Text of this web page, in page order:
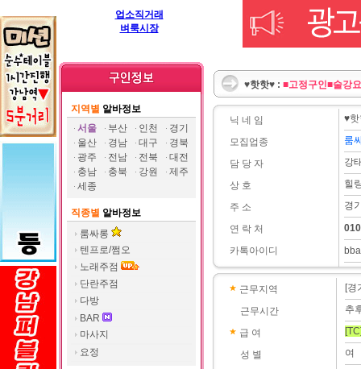
업소직거래
벼룩시장
지역별 알바정보
서울
부산 인천
경기
울산
경남 대구
경북
광주
전남 전북
대전
충남
충북 강원
제주
세종
직종별 알바정보
룸싸롱
텐프로/쩜오
노래주점
단란주점
다방
BAR
마사지
요정
♥핫핫♥ : ■고정구인■술강
닉 네 임
모집업종
담 당 자
상 호
주 소
연 락 처
카톡아이디
♥
룸
강
힐
경
근무지역
근무시간
급 여
성 별
[경
추
여